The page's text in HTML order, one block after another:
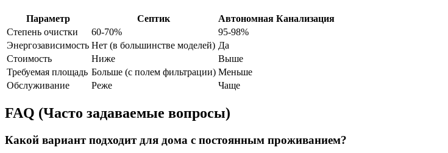
Параметр Септик
Автономная Канализация
Степень очистки
60-70%
95-98%
Энергозависимость Нет (в большинстве моделей) Да
Стоимость
Ниже
Выше
Требуемая площадь Больше (с полем фильтрации) Меньше
Обслуживание
Реже Чаще
FAQ (Часто задаваемые вопросы)
Какой вариант подходит для дома с постоянным проживанием?